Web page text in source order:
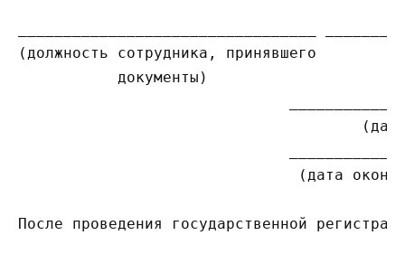
(должность сотрудника, принявшего
           документы)
(дата
После проведения государственной